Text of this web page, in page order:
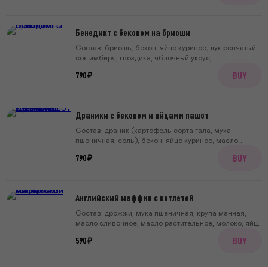
Бенедикт с беконом на бриоши
Состав: бриошь, бекон, яйцо куриное, лук репчатый,
сок имбиря, гвоздика, яблочный уксус,
дижонская, масло сливочное, яичный желток,
790 ₽ BUY
Драники с беконом и яйцами пашот
Состав: драник (картофель сорта гала, мука
пшеничная, соль), бекон, яйцо куриное, масло
сахар, сыр чеддер.
790 ₽ BUY
Английский маффин с котлетой
Состав: дрожжи, мука пшеничная, крупа манная,
масло сливочное, масло растительное, молоко, яйцо
говяжий, томаты, глазунья, сыр чеддер, перец
590 ₽ BUY